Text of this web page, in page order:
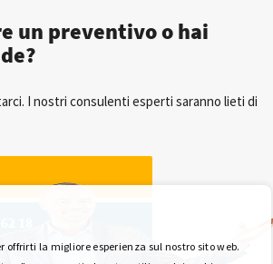
un preventivo o hai
I nostri consulenti esperti saranno lieti di
18
offrirti la migliore esperienza sul nostro sito web.